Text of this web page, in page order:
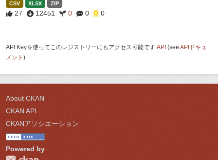
CSV XLSX ZIP
27 12451 0 0 0
API Keyを使ってこのレジストリーにもアクセス可能です API (see APIドキュ
メント ).
About CKAN
CKAN API
CKANアソシエーション
Powered by